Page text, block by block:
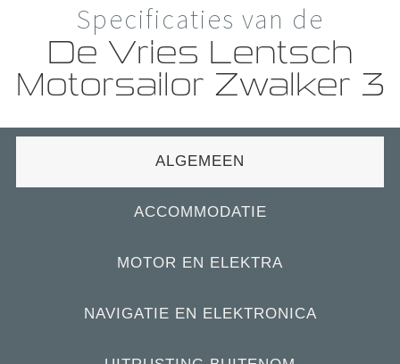
Specificaties van de
De Vries Lentsch
Motorsailor Zwalker 3
ALGEMEEN
ACCOMMODATIE
MOTOR EN ELEKTRA
NAVIGATIE EN ELEKTRONICA